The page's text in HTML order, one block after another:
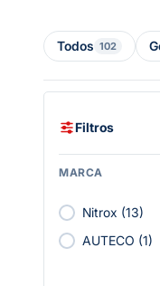
Todos 102
Filtros
MARCA
Nitrox (13)
AUTECO (1)